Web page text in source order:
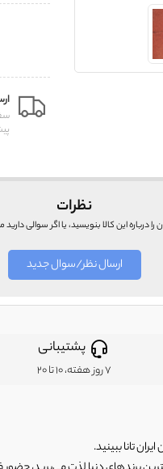
نظرات
را درباره این کالا بنویسید، یا اگر سوالی
ارسال نظر/سوال جدید
پشتیبانی
7 روز هفته، 10 تا 20
تانا ببینید.